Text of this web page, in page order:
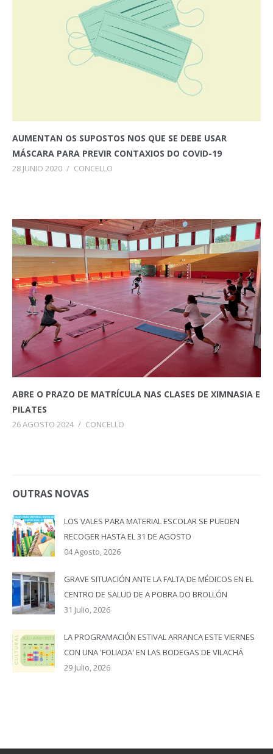
AUMENTAN OS SUPOSTOS NOS QUE SE DEBE USAR
MÁSCARA PARA PREVIR CONTAXIOS DO COVID-19
28 JUNIO 2020 / CONCELLO
ABRE O PRAZO DE MATRÍCULA NAS CLASES DE XIMNASIA E
PILATES
26 AGOSTO 2024 / CONCELLO
OUTRAS NOVAS
LOS VALES PARA MATERIAL ESCOLAR SE PUEDEN
RECOGER HASTA EL 31 DE AGOSTO
04 Agosto, 2026
GRAVE SITUACIÓN ANTE LA FALTA DE MÉDICOS EN EL
CENTRO DE SALUD DE A POBRA DO BROLLÓN
31 Julio, 2026
LA PROGRAMACIÓN ESTIVAL ARRANCA ESTE VIERNES
CON UNA 'FOLIADA' EN LAS BODEGAS DE VILACHÁ
29 Julio, 2026